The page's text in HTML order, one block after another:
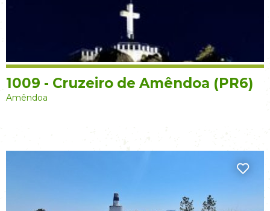
1009 - Cruzeiro de Amêndoa (PR6)
Amêndoa